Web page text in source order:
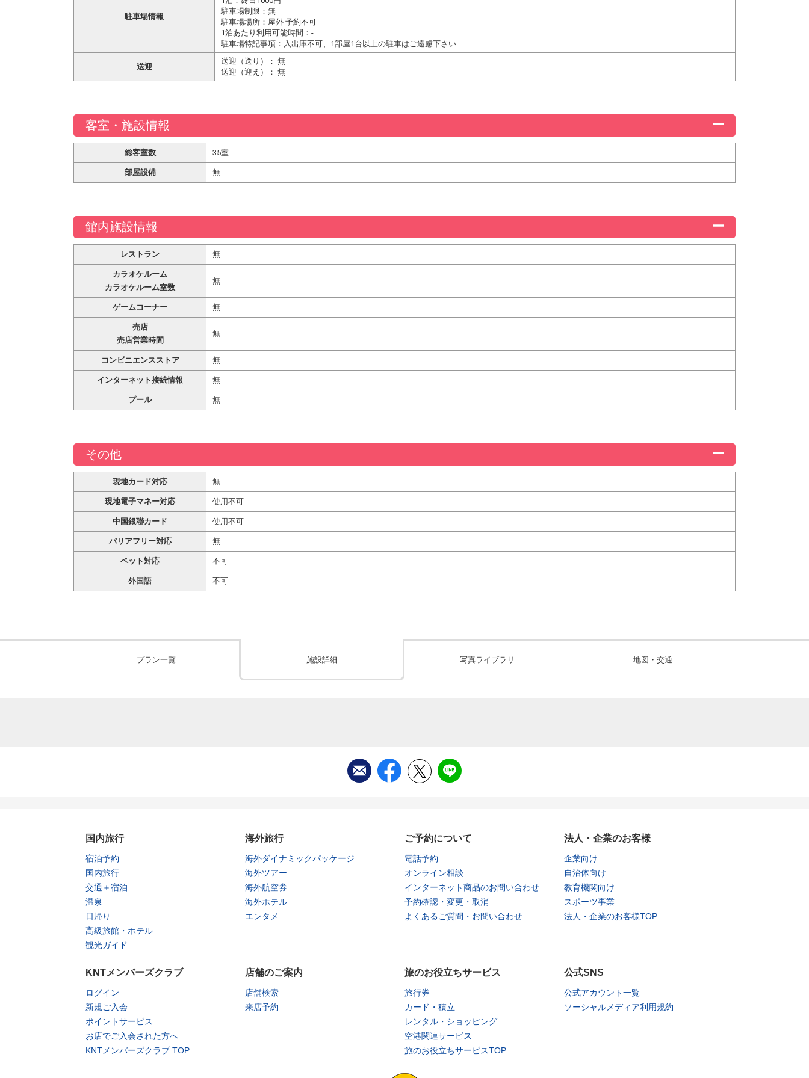
駐車場情報
駐車場制限：無
駐車場場所：屋外 予約不可
1泊あたり利用可能時間：-
駐車場特記事項：入出庫不可、1部屋1台以上の駐車はご遠慮下さい
送迎
送迎（送り）： 無
送迎（迎え）： 無
客室・施設情報
総客室数 35室
部屋設備 無
館内施設情報
レストラン 無
カラオケルーム
カラオケルーム室数
無
ゲームコーナー 無
売店
売店営業時間
無
コンビニエンスストア 無
インターネット接続情報 無
プール 無
その他
現地カード対応 無
現地電子マネー対応 使用不可
中国銀聯カード 使用不可
バリアフリー対応 無
ペット対応 不可
外国語 不可
プラン一覧 施設詳細 写真ライブラリ 地図・交通
国内旅行
宿泊予約
国内旅行
交通＋宿泊
温泉
日帰り
高級旅館・ホテル
観光ガイド
海外旅行
海外ダイナミックパッケージ
海外ツアー
海外航空券
海外ホテル
エンタメ
ご予約について
電話予約
オンライン相談
インターネット商品のお問い合わせ
予約確認・変更・取消
よくあるご質問・お問い合わせ
法人・企業のお客様
企業向け
自治体向け
教育機関向け
スポーツ事業
法人・企業のお客様TOP
KNTメンバーズクラブ
ログイン
新規ご入会
ポイントサービス
お店でご入会された方へ
KNTメンバーズクラブ TOP
店舗のご案内
店舗検索
来店予約
旅のお役立ちサービス
旅行券
カード・積立
レンタル・ショッピング
空港関連サービス
旅のお役立ちサービスTOP
公式SNS
公式アカウント一覧
ソーシャルメディア利用規約